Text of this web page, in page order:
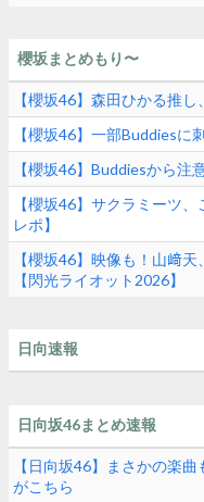
櫻坂まとめもり〜
【櫻坂46】森田ひかる推
【櫻坂46】一部Buddiesに
【櫻坂46】Buddiesから注
【櫻坂46】サクラミーツ
レポ】
【櫻坂46】映像も！山﨑
【閃光ライオット2026】
日向速報
日向坂46まとめ速報
【日向坂46】まさかの楽
がこちら